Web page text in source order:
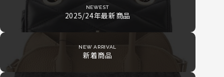
NEWEST
2025/24年最新商品
NEW ARRIVAL
新着商品